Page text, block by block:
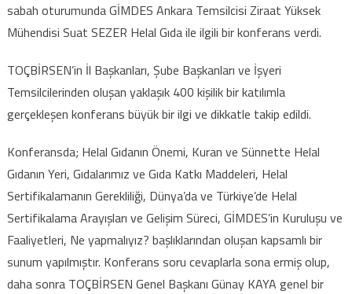
sabah oturumunda GİMDES Ankara Temsilcisi Ziraat Yüksek
Mühendisi Suat SEZER Helal Gıda ile ilgili bir konferans verdi.
TOÇBİRSEN’in İl Başkanları, Şube Başkanları ve İşyeri
Temsilcilerinden oluşan yaklaşık 400 kişilik bir katılımla
gerçekleşen konferans büyük bir ilgi ve dikkatle takip edildi.
Konferansda; Helal Gıdanın Önemi, Kuran ve Sünnette Helal
Gıdanın Yeri, Gıdalarımız ve Gıda Katkı Maddeleri, Helal
Sertifikalamanın Gerekliliği, Dünya’da ve Türkiye’de Helal
Sertifikalama Arayışları ve Gelişim Süreci, GİMDES’in Kuruluşu ve
Faaliyetleri, Ne yapmalıyız? başlıklarından oluşan kapsamlı bir
sunum yapılmıştır. Konferans soru cevaplarla sona ermiş olup,
daha sonra TOÇBİRSEN Genel Başkanı Günay KAYA genel bir